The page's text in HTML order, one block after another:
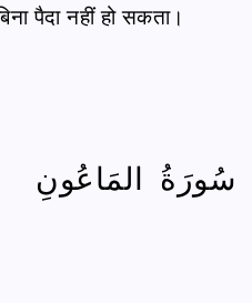
पैदा नहीं हो सकता।
سُورَةُ المَاعُونِ